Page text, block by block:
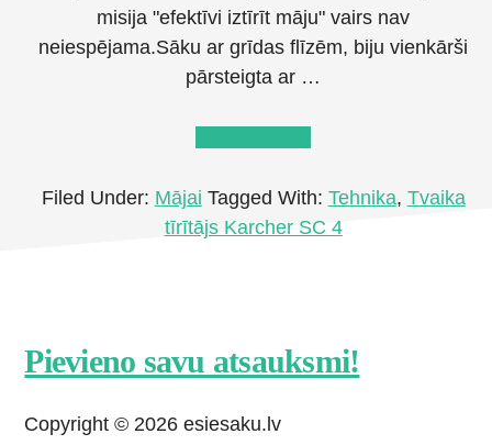
misija "efektīvi iztīrīt māju" vairs nav
neiespējama.Sāku ar grīdas flīzēm, biju vienkārši
pārsteigta ar …
tīrītājs
Karcher
Filed Under: Mājai Tagged With: Tehnika, Tvaika
tīrītājs Karcher SC 4
Footer
Pievieno savu atsauksmi!
Copyright © 2026 esiesaku.lv